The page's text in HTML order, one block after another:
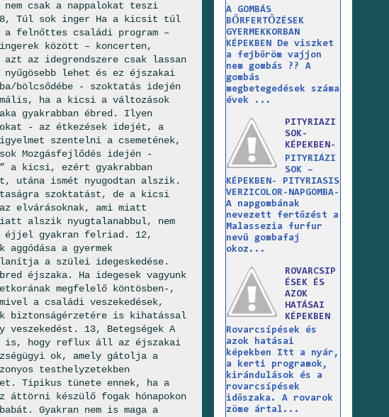
csak a nappalokat teszi
8, Túl sok inger Ha a kicsit túl
felnőttes családi program –
között – koncerten,
az idegrendszere csak lassan
lehet és ez éjszakai
bölcsődébe - szoktatás idején
ha a kicsi a változások
gyakrabban ébred. Ilyen
- az étkezések idejét, a
szentelni a csemetének,
Mozgásfejlődés idején -
a kicsi, ezért gyakrabban
utána ismét nyugodtan alszik.
szoktatást, de a kicsi
elvárásoknak, ami miatt
alszik nyugtalanabbul, nem
éjjel gyakran felriad. 12,
a gyermek
a szülei idegeskedése.
éjszaka. Ha idegesek vagyunk
megfelelő köntösben-,
a családi veszekedések,
biztonságérzetére is kihatással
13, Betegségek A
is, hogy reflux áll az éjszakai
ok, amely gátolja a
testhelyzetekben
Tipikus tünete ennek, ha a
készülő fogak hónapokon
Gyakran nem is maga a
A GOMBÁS
BŐRFERTŐZÉSEK
GYERMEKKORBAN
KÉPEKBEN De viszket
a fejbőröm vajjon
nem gombás ?? A
gombás
megbetegedések száma
évek ...
PITYRIAZI
SOK-
KÉPEKBEN-
PITYRIÁZI
SOK –
KÉPEKBEN- PITYRIASIS
VERZICOLOR-NAPGOMBA-
A napgombának
nevezett fertőzést a
Malassezia furfur
nevű gombafaj
okoz...
ROVARCSIP
ÉSEK ÉS
AZOK
HATÁSAI
KÉPEKBEN
Rovarcsípések és
azok hatásai
képekben Itt a nyár,
a kerti programok,
kirándulások és a
rovarcsípések
időszaka. A rovarok
zöme ártal...